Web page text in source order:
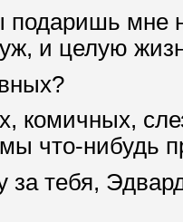
мне
и целую
комичных,
что-нибудь
тебя,